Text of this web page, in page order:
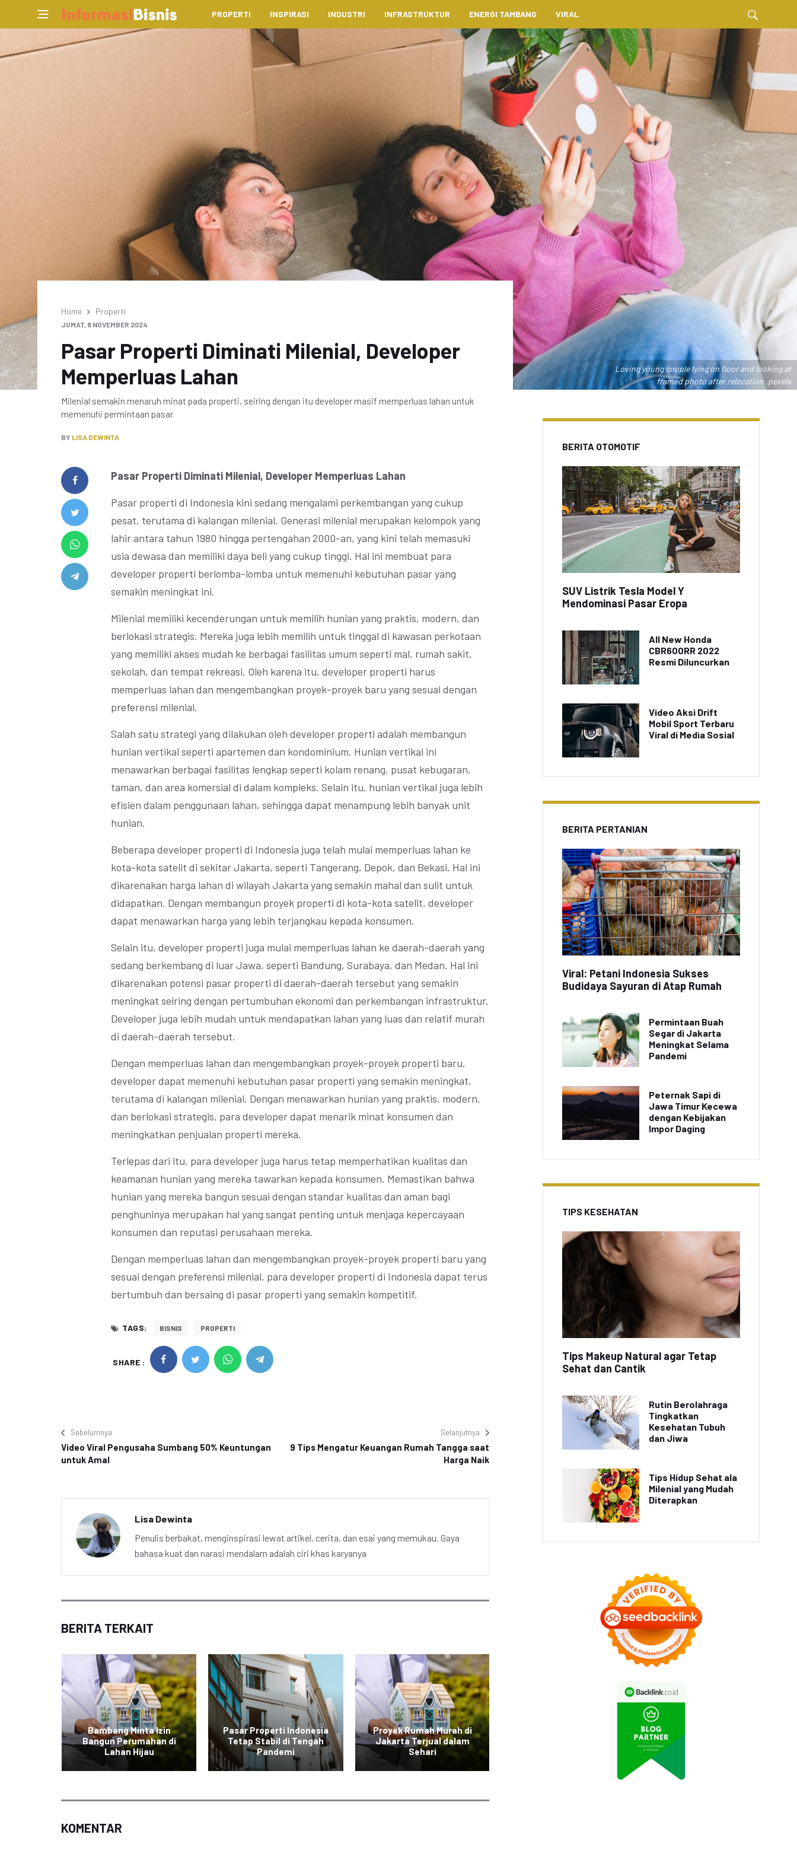
PROPERTI INSPIRASI INDUSTRI INFRASTRUKTUR ENERGI TAMBANG VIRAL
Loving young couple lying on floor and looking at
framed photo after relocation .pexels
Home Properti
JUMAT, 8 NOVEMBER 2024
Pasar Properti Diminati Milenial, Developer
Memperluas Lahan
Milenial semakin menaruh minat pada properti, seiring dengan itu developer masif memperluas lahan untuk
memenuhi permintaan pasar.
BY LISA DEWINTA
Pasar Properti Diminati Milenial, Developer Memperluas Lahan
Pasar properti di Indonesia kini sedang mengalami perkembangan yang cukup
pesat, terutama di kalangan milenial. Generasi milenial merupakan kelompok yang
lahir antara tahun 1980 hingga pertengahan 2000-an, yang kini telah memasuki
usia dewasa dan memiliki daya beli yang cukup tinggi. Hal ini membuat para
developer properti berlomba-lomba untuk memenuhi kebutuhan pasar yang
semakin meningkat ini.
Milenial memiliki kecenderungan untuk memilih hunian yang praktis, modern, dan
berlokasi strategis. Mereka juga lebih memilih untuk tinggal di kawasan perkotaan
yang memiliki akses mudah ke berbagai fasilitas umum seperti mal, rumah sakit,
sekolah, dan tempat rekreasi. Oleh karena itu, developer properti harus
memperluas lahan dan mengembangkan proyek-proyek baru yang sesuai dengan
preferensi milenial.
Salah satu strategi yang dilakukan oleh developer properti adalah membangun
hunian vertikal seperti apartemen dan kondominium. Hunian vertikal ini
menawarkan berbagai fasilitas lengkap seperti kolam renang, pusat kebugaran,
taman, dan area komersial di dalam kompleks. Selain itu, hunian vertikal juga lebih
efisien dalam penggunaan lahan, sehingga dapat menampung lebih banyak unit
hunian.
Beberapa developer properti di Indonesia juga telah mulai memperluas lahan ke
kota-kota satelit di sekitar Jakarta, seperti Tangerang, Depok, dan Bekasi. Hal ini
dikarenakan harga lahan di wilayah Jakarta yang semakin mahal dan sulit untuk
didapatkan. Dengan membangun proyek properti di kota-kota satelit, developer
dapat menawarkan harga yang lebih terjangkau kepada konsumen.
Selain itu, developer properti juga mulai memperluas lahan ke daerah-daerah yang
sedang berkembang di luar Jawa, seperti Bandung, Surabaya, dan Medan. Hal ini
dikarenakan potensi pasar properti di daerah-daerah tersebut yang semakin
meningkat seiring dengan pertumbuhan ekonomi dan perkembangan infrastruktur.
Developer juga lebih mudah untuk mendapatkan lahan yang luas dan relatif murah
di daerah-daerah tersebut.
Dengan memperluas lahan dan mengembangkan proyek-proyek properti baru,
developer dapat memenuhi kebutuhan pasar properti yang semakin meningkat,
terutama di kalangan milenial. Dengan menawarkan hunian yang praktis, modern,
dan berlokasi strategis, para developer dapat menarik minat konsumen dan
meningkatkan penjualan properti mereka.
Terlepas dari itu, para developer juga harus tetap memperhatikan kualitas dan
keamanan hunian yang mereka tawarkan kepada konsumen. Memastikan bahwa
hunian yang mereka bangun sesuai dengan standar kualitas dan aman bagi
penghuninya merupakan hal yang sangat penting untuk menjaga kepercayaan
konsumen dan reputasi perusahaan mereka.
Dengan memperluas lahan dan mengembangkan proyek-proyek properti baru yang
sesuai dengan preferensi milenial, para developer properti di Indonesia dapat terus
bertumbuh dan bersaing di pasar properti yang semakin kompetitif.
TAGS: BISNIS PROPERTI
SHARE :
Sebelumnya
Video Viral Pengusaha Sumbang 50% Keuntungan
untuk Amal
Selanjutnya
9 Tips Mengatur Keuangan Rumah Tangga saat
Harga Naik
Lisa Dewinta
Penulis berbakat, menginspirasi lewat artikel, cerita, dan esai yang memukau. Gaya
bahasa kuat dan narasi mendalam adalah ciri khas karyanya
BERITA TERKAIT
Bambang Minta Izin
Bangun Perumahan di
Lahan Hijau
Pasar Properti Indonesia
Tetap Stabil di Tengah
Pandemi
Proyek Rumah Murah di
Jakarta Terjual dalam
Sehari
Tetap Stabil di Tengah
KOMENTAR
BERITA OTOMOTIF
SUV Listrik Tesla Model Y
Mendominasi Pasar Eropa
All New Honda
CBR600RR 2022
Resmi Diluncurkan
Video Aksi Drift
Mobil Sport Terbaru
Viral di Media Sosial
BERITA PERTANIAN
Viral: Petani Indonesia Sukses
Budidaya Sayuran di Atap Rumah
Permintaan Buah
Segar di Jakarta
Meningkat Selama
Pandemi
Peternak Sapi di
Jawa Timur Kecewa
dengan Kebijakan
Impor Daging
TIPS KESEHATAN
Tips Makeup Natural agar Tetap
Sehat dan Cantik
Rutin Berolahraga
Tingkatkan
Kesehatan Tubuh
dan Jiwa
Tips Hidup Sehat ala
Milenial yang Mudah
Diterapkan